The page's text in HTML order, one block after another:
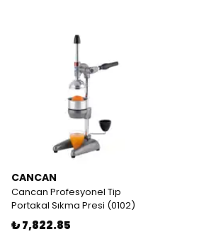
CANCAN
Cancan Profesyonel Tip
Portakal Sıkma Presi (0102)
₺ 7,822.85